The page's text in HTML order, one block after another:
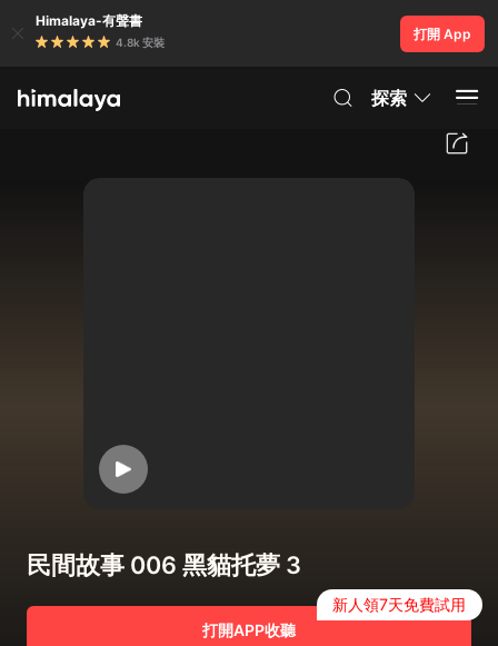
Himalaya-有聲書
4.8k 安裝
打開 App
探索
民間故事 006 黑貓托夢 3
打開APP收聽
新人領7天免費試用